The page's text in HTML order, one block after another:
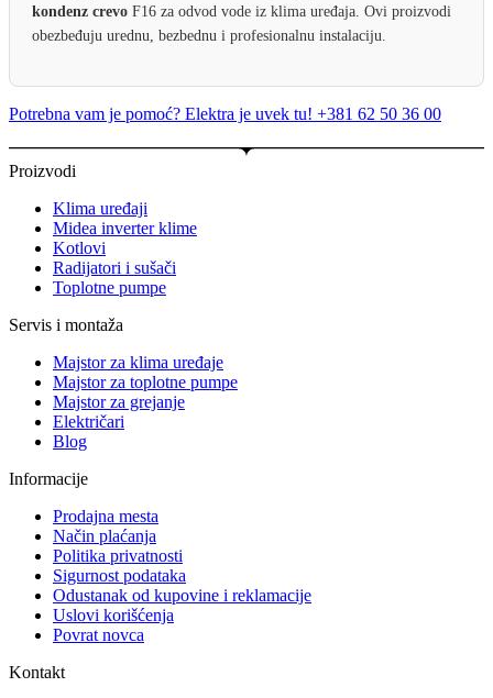
kondenz crevo F16 za odvod vode iz klima uređaja. Ovi proizvodi
obezbeđuju urednu, bezbednu i profesionalnu instalaciju.
Potrebna vam je pomoć? Elektra je uvek tu! +381 62 50 36 00
Proizvodi
Klima uređaji
Midea inverter klime
Kotlovi
Radijatori i sušači
Toplotne pumpe
Servis i montaža
Majstor za klima uređaje
Majstor za toplotne pumpe
Majstor za grejanje
Električari
Blog
Informacije
Prodajna mesta
Način plaćanja
Politika privatnosti
Sigurnost podataka
Odustanak od kupovine i reklamacije
Uslovi korišćenja
Povrat novca
Kontakt